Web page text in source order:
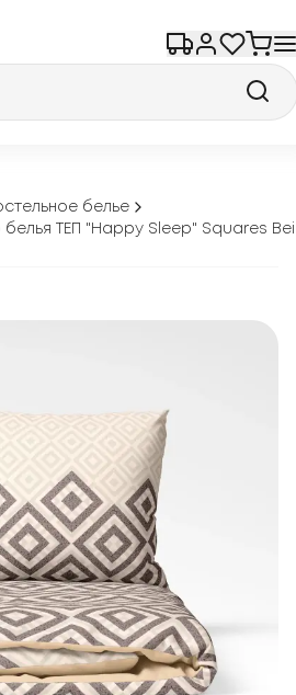
белье
белья ТЕП "Happy Sleep" Squares